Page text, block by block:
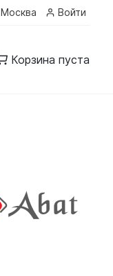
Москва Войти
Корзина пуста